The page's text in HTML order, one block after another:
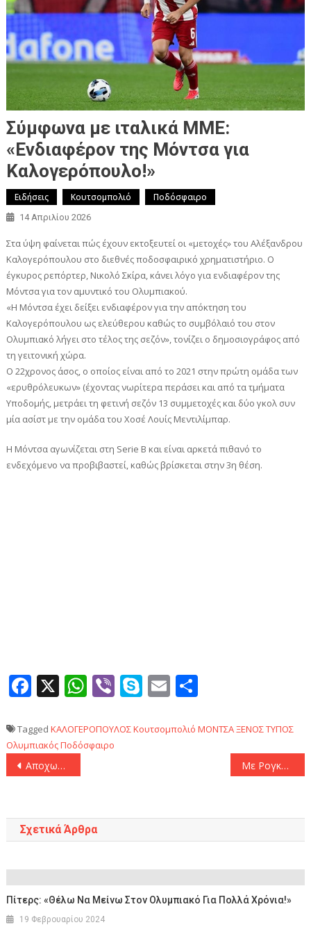
Σύμφωνα με ιταλικά ΜΜΕ:
«Ενδιαφέρον της Μόντσα για
Καλογερόπουλο!»
Ειδήσεις Κουτσομπολιό Ποδόσφαιρο
14 Απριλίου 2026
Στα ύψη φαίνεται πώς έχουν εκτοξευτεί οι «μετοχές» του Αλέξανδρου
Καλογερόπουλου στο διεθνές ποδοσφαιρικό χρηματιστήριο. Ο
έγκυρος ρεπόρτερ, Νικολό Σκίρα, κάνει λόγο για ενδιαφέρον της
Μόντσα για τον αμυντικό του Ολυμπιακού.
«Η Μόντσα έχει δείξει ενδιαφέρον για την απόκτηση του
Καλογερόπουλου ως ελεύθερου καθώς το συμβόλαιό του στον
Ολυμπιακό λήγει στο τέλος της σεζόν», τονίζει ο δημοσιογράφος από
τη γειτονική χώρα.
Ο 22χρονος άσος, ο οποίος είναι από το 2021 στην πρώτη ομάδα των
«ερυθρόλευκων» (έχοντας νωρίτερα περάσει και από τα τμήματα
Υποδομής, μετράει τη φετινή σεζόν 13 συμμετοχές και δύο γκολ συν
μία ασίστ με την ομάδα του Χοσέ Λουίς Μεντιλίμπαρ.
Η Μόντσα αγωνίζεται στη Serie B και είναι αρκετά πιθανό το
ενδεχόμενο να προβιβαστεί, καθώς βρίσκεται στην 3η θέση.
Facebook
X WhatsApp
ViberSkype
Email
Tagged ΚΑΛΟΓΕΡΟΠΟΥΛΟΣΚουτσομπολιό ΜΟΝΤΣΑΞΕΝΟΣ ΤΥΠΟΣ
ΟλυμπιακόςΠοδόσφαιρο
Πλοήγηση
Αποχωρεί ο Ιραόλα από την Μπόρνμουθ στο τέλος της σεζόν Με Ρογκαβόπουλο και Τολιόπουλο κόντρα στην Εφές ο Παναθηναϊκός
Σχετικά Άρθρα
Πίτερς: «Θέλω Να Μείνω Στον Ολυμπιακό Για Πολλά Χρόνια!»
19 Φεβρουαρίου 2024